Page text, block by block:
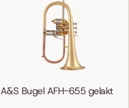
A&S Bugel AFH-655 gelakt